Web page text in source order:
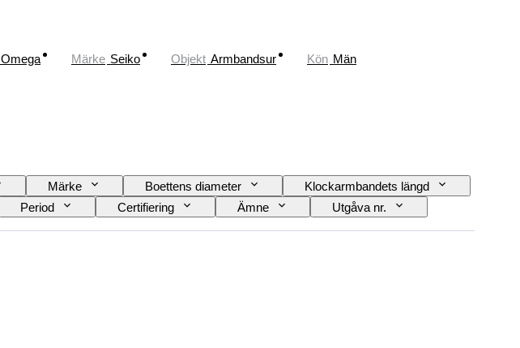
Omega Märke Seiko Objekt Armbandsur Kön Män
Märke Boettens diameter
Klockarmbandets längd
Period Certifiering Ämne
Utgåva nr.
Kraftreserv Klockljud
Original / kopia